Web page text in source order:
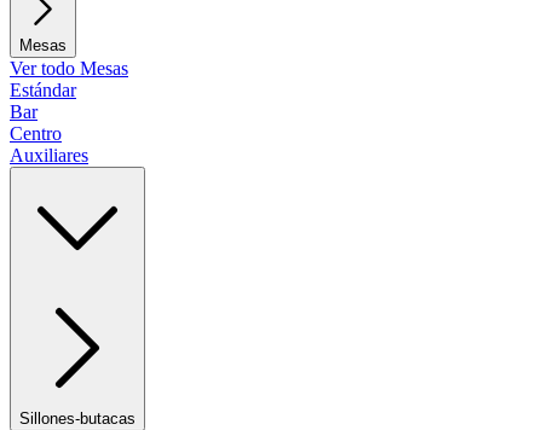
Mesas
Ver todo Mesas
Estándar
Bar
Centro
Auxiliares
Sillones-butacas